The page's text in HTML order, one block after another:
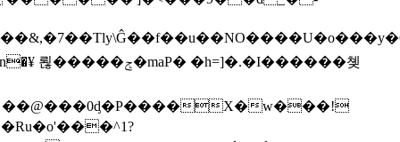
��@���0ᶁ�P����X�w���!